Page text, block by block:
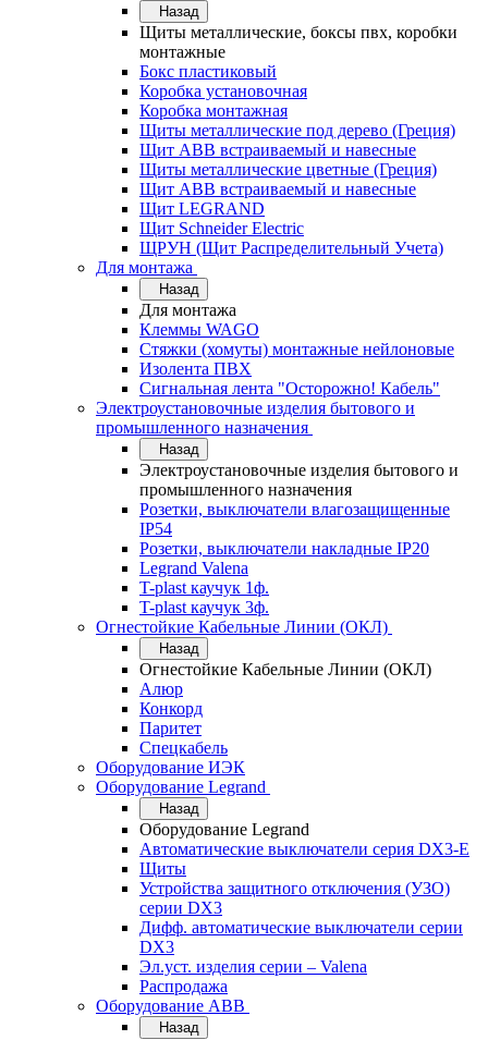
Назад
Щиты металлические, боксы пвх, коробки
монтажные
Бокс пластиковый
Коробка установочная
Коробка монтажная
Щиты металлические под дерево (Греция)
Щит ABB встраиваемый и навесные
Щиты металлические цветные (Греция)
Щит ABB встраиваемый и навесные
Щит LEGRAND
Щит Schneider Electric
ЩРУН (Щит Распределительный Учета)
Для монтажа
Назад
Для монтажа
Клеммы WAGO
Стяжки (хомуты) монтажные нейлоновые
Изолента ПВХ
Сигнальная лента "Осторожно! Кабель"
Электроустановочные изделия бытового и
промышленного назначения
Назад
Электроустановочные изделия бытового и
промышленного назначения
Розетки, выключатели влагозащищенные
IP54
Розетки, выключатели накладные IP20
Legrand Valena
T-plast каучук 1ф.
T-plast каучук 3ф.
Огнестойкие Кабельные Линии (ОКЛ)
Назад
Огнестойкие Кабельные Линии (ОКЛ)
Алюр
Конкорд
Паритет
Спецкабель
Оборудование ИЭК
Оборудование Legrand
Назад
Оборудование Legrand
Автоматические выключатели серия DX3-E
Щиты
Устройства защитного отключения (УЗО)
серии DX3
Дифф. автоматические выключатели серии
DX3
Эл.уст. изделия серии – Valena
Распродажа
Оборудование АВВ
Назад